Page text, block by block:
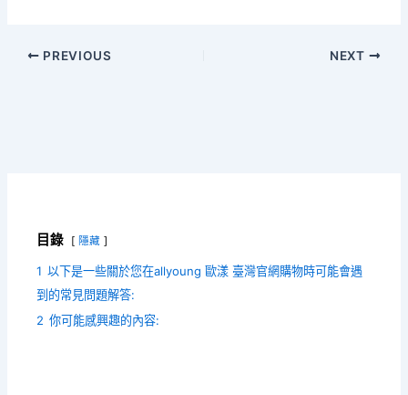
PREVIOUS NEXT
目錄 隱藏
1 以下是一些關於您在allyoung 歐漾 臺灣官網購物時可能會遇
到的常見問題解答:
2 你可能感興趣的內容: